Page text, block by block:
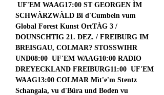
UF'EM WAAG17:00 ST GEORGEN ÌM
SCHWÀRZWÀLD Bi d'Cumbeln vum
Global Forest Kunst OrtTÀG 3 /
DOUNSCHTIG 21. DEZ. / FREIBURG IM
BREISGAU, COLMAR? STOSSWIHR
UND08:00  UF'EM WAAG10:00 RADIO
DREYECKLAND FREIBURG11:00  UF'EM
WAAG13:00 COLMAR Mìt'e'm Stentz
Schangala, vu d'Büra und Boden vu